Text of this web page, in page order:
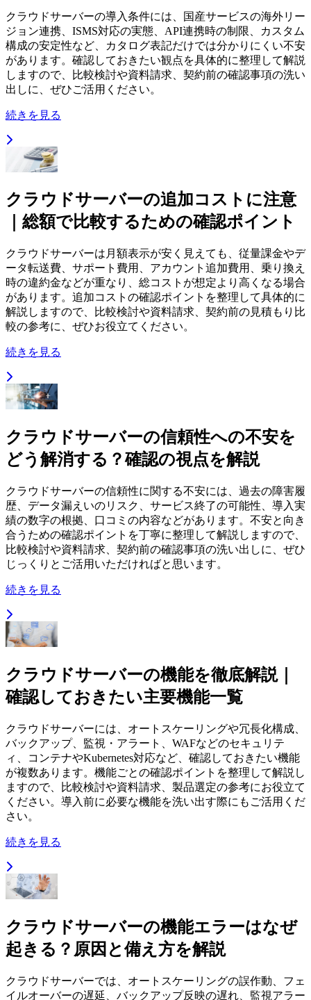
クラウドサーバーの導入条件には、国産サービスの海外リー
ジョン連携、ISMS対応の実態、API連携時の制限、カスタム
構成の安定性など、カタログ表記だけでは分かりにくい不安
があります。確認しておきたい観点を具体的に整理して解説
しますので、比較検討や資料請求、契約前の確認事項の洗い
出しに、ぜひご活用ください。
続きを見る
クラウドサーバーの追加コストに注意
｜総額で比較するための確認ポイント
クラウドサーバーは月額表示が安く見えても、従量課金やデ
ータ転送費、サポート費用、アカウント追加費用、乗り換え
時の違約金などが重なり、総コストが想定より高くなる場合
があります。追加コストの確認ポイントを整理して具体的に
解説しますので、比較検討や資料請求、契約前の見積もり比
較の参考に、ぜひお役立てください。
続きを見る
クラウドサーバーの信頼性への不安を
どう解消する？確認の視点を解説
クラウドサーバーの信頼性に関する不安には、過去の障害履
歴、データ漏えいのリスク、サービス終了の可能性、導入実
績の数字の根拠、口コミの内容などがあります。不安と向き
合うための確認ポイントを丁寧に整理して解説しますので、
比較検討や資料請求、契約前の確認事項の洗い出しに、ぜひ
じっくりとご活用いただければと思います。
続きを見る
クラウドサーバーの機能を徹底解説｜
確認しておきたい主要機能一覧
クラウドサーバーには、オートスケーリングや冗長化構成、
バックアップ、監視・アラート、WAFなどのセキュリテ
ィ、コンテナやKubernetes対応など、確認しておきたい機能
が複数あります。機能ごとの確認ポイントを整理して解説し
ますので、比較検討や資料請求、製品選定の参考にお役立て
ください。導入前に必要な機能を洗い出す際にもご活用くだ
さい。
続きを見る
クラウドサーバーの機能エラーはなぜ
起きる？原因と備え方を解説
クラウドサーバーでは、オートスケーリングの誤作動、フェ
イルオーバーの遅延、バックアップ反映の遅れ、監視アラー